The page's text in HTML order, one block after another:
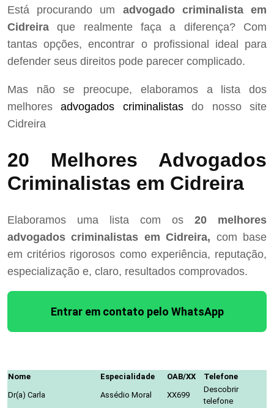
Está procurando um advogado criminalista em
Cidreira que realmente faça a diferença? Com
tantas opções, encontrar o profissional ideal para
defender seus direitos pode parecer complicado.
Mas não se preocupe, elaboramos a lista dos
melhoresadvogados criminalistasdo nosso site
Cidreira
20 Melhores Advogados
Criminalistas em Cidreira
Elaboramos uma lista com os 20 melhores
advogados criminalistas em Cidreira, com base
em critérios rigorosos como experiência, reputação,
especialização e, claro, resultados comprovados.
Entrar em contato pelo WhatsApp
Nome Especialidade OAB/XX
Telefone
Dr(a) Carla
Assédio Moral XX699
Descobrir
telefone